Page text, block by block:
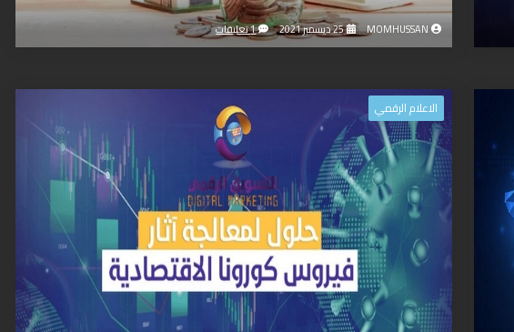
MOMHUSSAN 25 ديسمبر 2021 1 تعليقات
الاعلام الرقمي